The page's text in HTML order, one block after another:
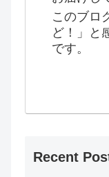
このブロ
ど！」と
です。
Recent